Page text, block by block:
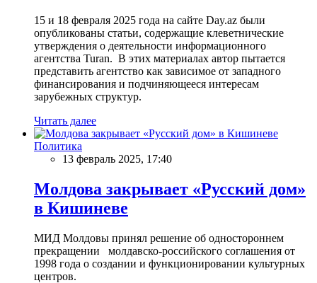
15 и 18 февраля 2025 года на сайте Day.az были
опубликованы статьи, содержащие клеветнические
утверждения о деятельности информационного
агентства Turan. В этих материалах автор пытается
представить агентство как зависимое от западного
финансирования и подчиняющееся интересам
зарубежных структур.
Читать далее
Политика
13 февраль 2025, 17:40
Молдова закрывает «Русский дом»
в Кишиневе
МИД Молдовы принял решение об одностороннем
прекращении молдавско-российского соглашения от
1998 года о создании и функционировании культурных
центров.